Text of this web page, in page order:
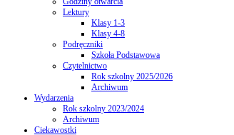
Lektury
Klasy 1-3
Klasy 4-8
Podręczniki
Szkoła Podstawowa
Czytelnictwo
Rok szkolny 2025/2026
Archiwum
Wydarzenia
Rok szkolny 2023/2024
Archiwum
Ciekawostki